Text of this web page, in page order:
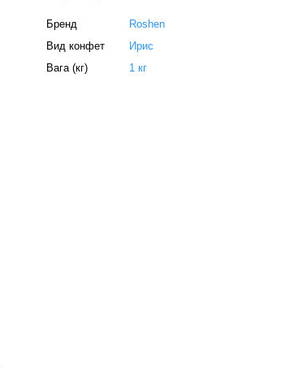
Бренд
Roshen
Вид конфет
Ирис
Вага (кг)
1 кг